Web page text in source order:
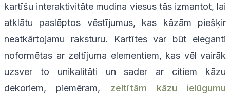
kartīšu interaktivitāte mudina viesus tās izmantot, lai
atklātu paslēptos vēstījumus, kas kāzām piešķir
neatkārtojamu raksturu. Kartītes var būt eleganti
noformētas ar zeltījuma elementiem, kas vēl vairāk
uzsver to unikalitāti un sader ar citiem kāzu
dekoriem, piemēram, zeltītām kāzu ielūgumu